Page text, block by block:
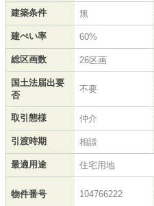
建築条件 無
建ぺい率 60%
総区画数 26区画
国土法届出要
否
不要
取引態様 仲介
引渡時期 相談
最適用途 住宅用地
物件番号 104766222